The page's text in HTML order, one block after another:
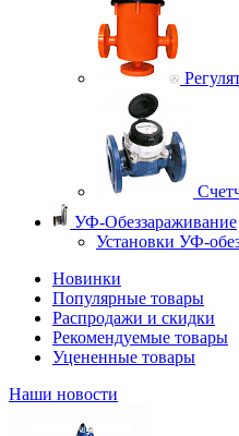
УФ-Обеззараживание
Установки УФ-
Новинки
Популярные товары
Распродажи и скидки
Рекомендуемые товары
Уцененные товары
Наши новости